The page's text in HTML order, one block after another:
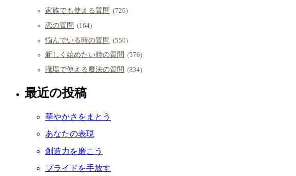
家族でも使える質問 (726)
恋の質問 (164)
悩んでいる時の質問 (550)
新しく始めたい時の質問 (576)
職場で使える魔法の質問 (834)
最近の投稿
華やかさをまとう
あなたの表現
創造力を磨こう
プライドを手放す